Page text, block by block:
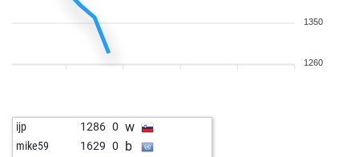
1350
1260
ijp 1286 0 w
mike59 1629 0 b